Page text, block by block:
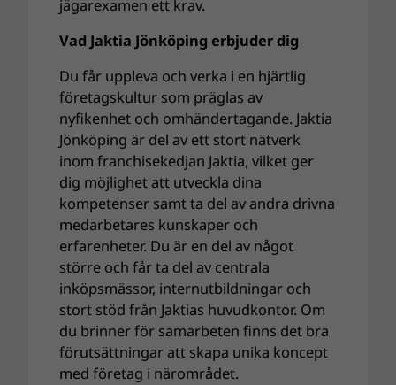
jägarexamen ett krav.
Vad Jaktia Jönköping erbjuder dig
Du får uppleva och verka i en hjärtlig
företagskultur som präglas av
nyfikenhet och omhändertagande. Jaktia
Jönköping är del av ett stort nätverk
inom franchisekedjan Jaktia, vilket ger
dig möjlighet att utveckla dina
kompetenser samt ta del av andra drivna
medarbetares kunskaper och
erfarenheter. Du är en del av något
större och får ta del av centrala
inköpsmässor, internutbildningar och
stort stöd från Jaktias huvudkontor. Om
du brinner för samarbeten finns det bra
förutsättningar att skapa unika koncept
med företag i närområdet.